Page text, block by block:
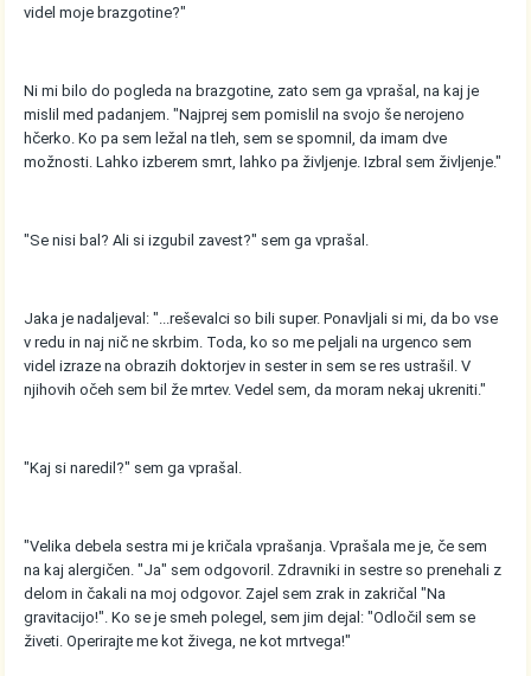
videl moje brazgotine?"
Ni mi bilo do pogleda na brazgotine, zato sem ga vprašal, na kaj je
mislil med padanjem. "Najprej sem pomislil na svojo še nerojeno
hčerko. Ko pa sem ležal na tleh, sem se spomnil, da imam dve
možnosti. Lahko izberem smrt, lahko pa življenje. Izbral sem življenje."
"Se nisi bal? Ali si izgubil zavest?" sem ga vprašal.
Jaka je nadaljeval: "...reševalci so bili super. Ponavljali si mi, da bo vse
v redu in naj nič ne skrbim. Toda, ko so me peljali na urgenco sem
videl izraze na obrazih doktorjev in sester in sem se res ustrašil. V
njihovih očeh sem bil že mrtev. Vedel sem, da moram nekaj ukreniti."
"Kaj si naredil?" sem ga vprašal.
"Velika debela sestra mi je kričala vprašanja. Vprašala me je, če sem
na kaj alergičen. "Ja" sem odgovoril. Zdravniki in sestre so prenehali z
delom in čakali na moj odgovor. Zajel sem zrak in zakričal "Na
gravitacijo!". Ko se je smeh polegel, sem jim dejal: "Odločil sem se
živeti. Operirajte me kot živega, ne kot mrtvega!"